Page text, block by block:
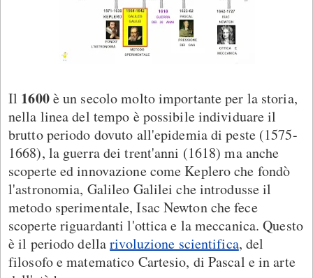
Il 1600è un secolo molto importante per la storia,
nella linea del tempo è possibile individuare il
brutto periodo dovuto all'epidemia di peste (1575-
1668), la guerra dei trent'anni (1618) ma anche
scoperte ed innovazione come Keplero che fondò
l'astronomia, Galileo Galilei che introdusse il
metodo sperimentale, Isac Newton che fece
scoperte riguardanti l'ottica e la meccanica. Questo
è il periodo dellarivoluzione scientifica, del
filosofo e matematico Cartesio, di Pascal e in arte